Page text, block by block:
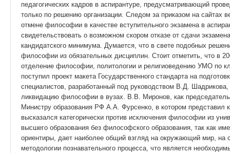
педагогических кадров в аспирантуре, предусматривающий
только по решению организации. Следом за приказом на сайтах
отмене философии в качестве вступительного экзамена в
свидетельствовать о возможном скором отказе от сдачи
кандидатского минимума. Думается, что в свете подобных
философии из обязательных дисциплин. Стоит отметить, что в
отделение философии, политологии и религиоведению УМО по
поступил проект макета Государственного стандарта на
специалистов, разработанный под руководством В.Д.
ликвидацию философии в вузах. В.В. Миронов, как
Министру образования РФ А.А. Фурсенко, в котором представил
высказался категорически против исключения философии из
высшего образования без философского образования, так как
ориентиры, дает наиболее общий взгляд на окружающий мир, на
методологии познавательного процесса, что является